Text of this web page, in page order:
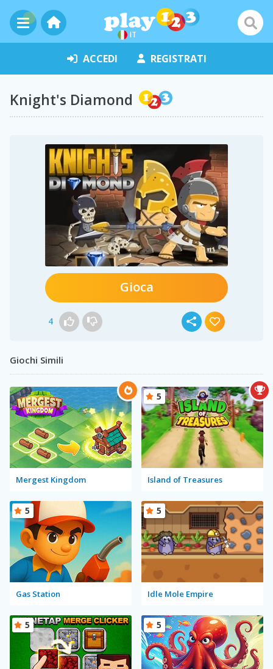
IT
ACCEDI REGISTRATI
Knight's Diamond
Gioca
4
Giochi Simili
Mergest Kingdom Island of Treasures
5
Gas Station
5
Idle Mole Empire
5
5 5